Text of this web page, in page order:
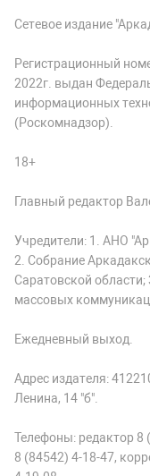
Сетевое издание
Регистрационный
2022г. выдан
информационных
(Роскомнадзор).
18+
Главный редактор
Учредители: 1. АНО
2. Собрание
Саратовской
массовых
Ежедневный выход.
Адрес издателя:
Ленина, 14 "б".
Телефоны: редактор 8
8 (84542) 4-18-47,